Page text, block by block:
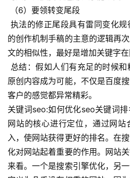
（6）要领转变尾段
的创作机制手稿的主意的逻辑再
文的相似性，最好是增加关键字在
原创内容成为可能，不仅是百度
客户的感觉都异常精彩。
关键词seo:如何优化seo关键词
网站的核心进行定位，通过网站
入，使网站获得更好的排名。在
化对网站起着重要的作用。网站
来看。一个是搜索引擎优化，另